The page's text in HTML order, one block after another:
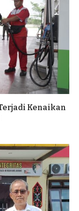
Kenaikan